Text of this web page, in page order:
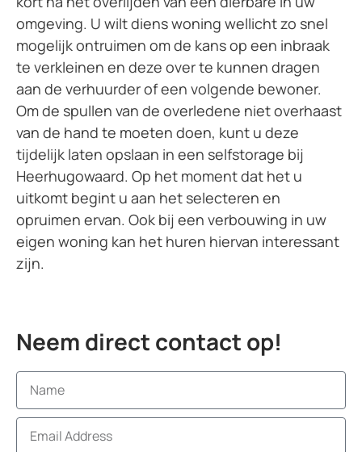
omgeving. U wilt diens woning wellicht zo snel
mogelijk ontruimen om de kans op een inbraak
te verkleinen en deze over te kunnen dragen
aan de verhuurder of een volgende bewoner.
Om de spullen van de overledene niet overhaast
van de hand te moeten doen, kunt u deze
tijdelijk laten opslaan in een selfstorage bij
Heerhugowaard. Op het moment dat het u
uitkomt begint u aan het selecteren en
opruimen ervan. Ook bij een verbouwing in uw
eigen woning kan het huren hiervan interessant
zijn.
Neem direct contact op!